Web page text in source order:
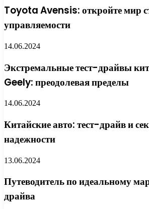
Toyota Avensis: откройте мир
управляемости
14.06.2024
Экстремальные тест-драйвы
Geely: преодолевая пределы
14.06.2024
Китайские авто: тест-драйв и
надежности
13.06.2024
Путеводитель по идеальному
драйва